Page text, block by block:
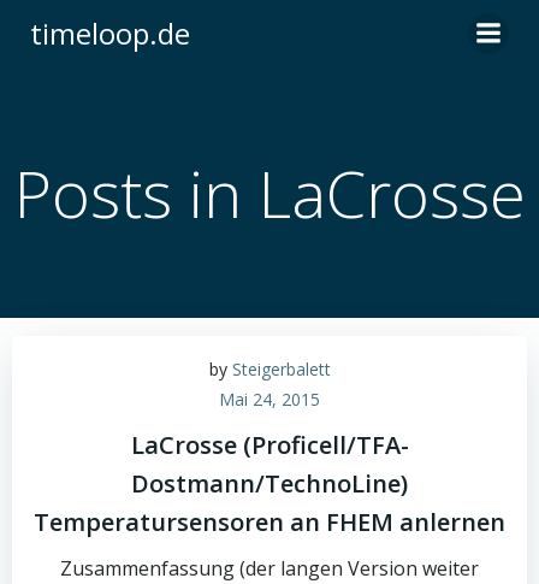
timeloop.de
Posts in LaCrosse
by Steigerbalett
Mai 24, 2015
LaCrosse (Proficell/TFA-
Dostmann/TechnoLine)
Temperatursensoren an FHEM anlernen
Zusammenfassung (der langen Version weiter